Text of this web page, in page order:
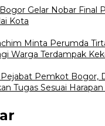
Gelar Nobar Final
Kota
Minta Perumda
Warga Terdampak
Pejabat Pemkot Bogor,
Tugas Sesuai